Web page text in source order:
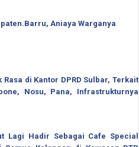
Aniaya Warganya
Rasa di Kantor DPRD Sulbar, Terkait
Nosu, Pana, Infrastrukturnya
Lagi Hadir Sebagai Cafe Special